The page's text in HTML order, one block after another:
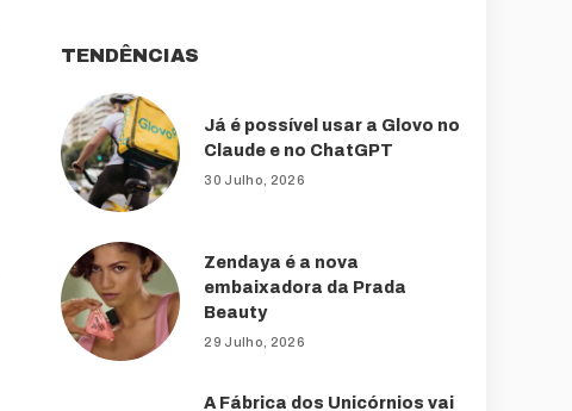
TENDÊNCIAS
Já é possível usar a Glovo no
Claude e no ChatGPT
30 Julho, 2026
Zendaya é a nova
embaixadora da Prada
Beauty
29 Julho, 2026
A Fábrica dos Unicórnios vai